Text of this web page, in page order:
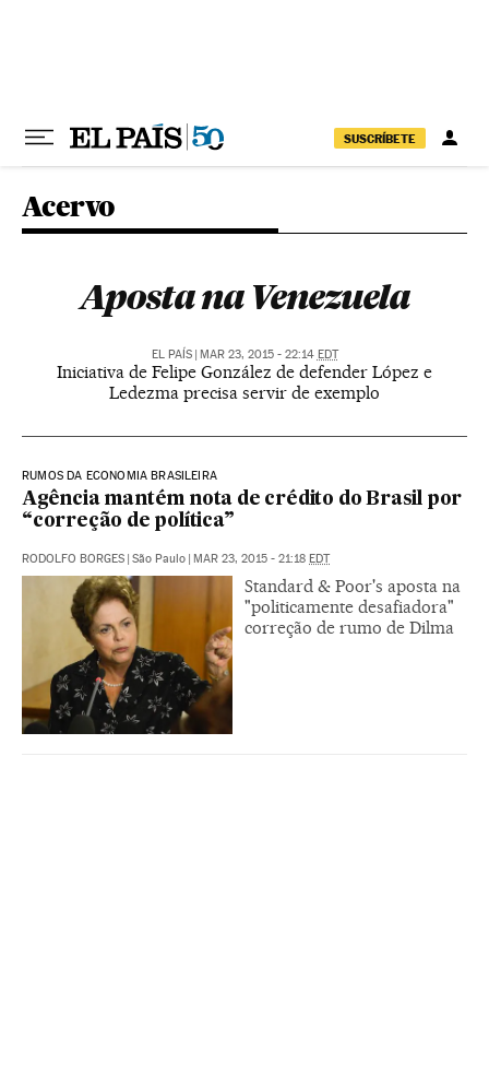
SUSCRÍBETE
Acervo
Aposta na Venezuela
EL PAÍS | MAR 23, 2015 - 22:14 EDT
Iniciativa de Felipe González de defender López e
Ledezma precisa servir de exemplo
RUMOS DA ECONOMIA BRASILEIRA
Agência mantém nota de crédito do Brasil por
“correção de política”
RODOLFO BORGES | São Paulo | MAR 23, 2015 - 21:18 EDT
Standard & Poor's aposta na
"politicamente desafiadora"
correção de rumo de Dilma